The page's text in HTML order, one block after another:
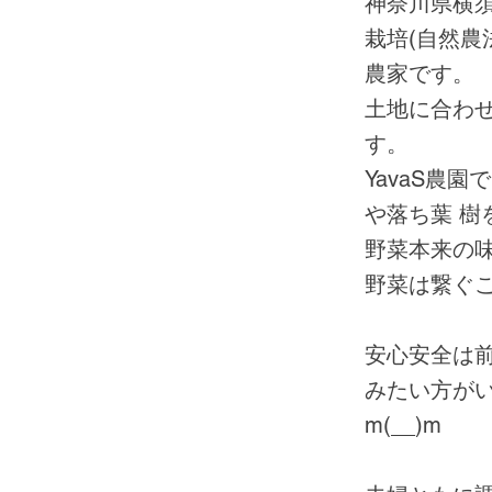
栽培(自然農
農家です。
土地に合わ
す。
YavaS農園
や落ち葉 樹
野菜本来の
野菜は繋ぐ
安心安全は
みたい方が
m(__)m